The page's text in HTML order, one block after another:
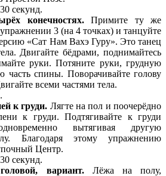
секунд.
конечностях.Примите ту же
3 (на 4 точках) и танцуйте
«Сат Нам Вахэ Гуру». Это танец
Двигайте бёдрами, поднимайтесь
руки. Потяните руки, грудную
спины. Поворачивайте голову
всеми частями тела.
к груди. Лягте на пол и поочерёдно
к груди. Подтягивайте к груди
вытягивая другую
Благодаря этому упражнению
Центр.
секунд.
вариант.Лёжа на полу,